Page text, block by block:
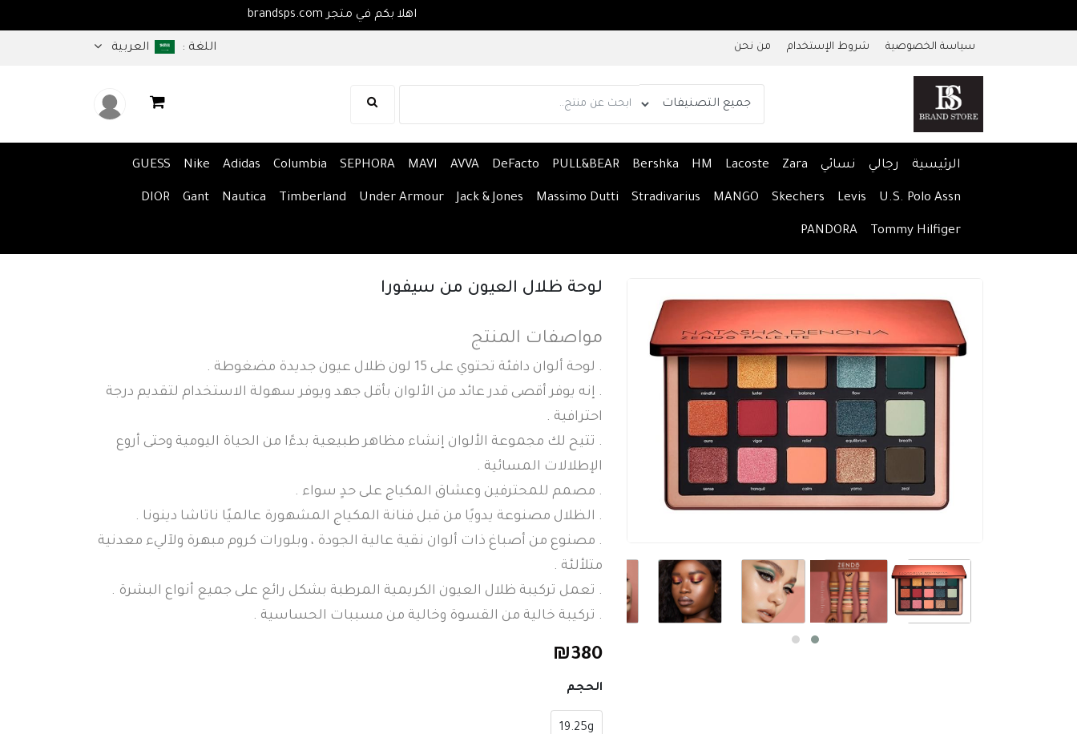
اهلا بكم في متجر brandsps.com
سياسة الخصوصية شروط الإستخدام من نحن اللغة : العربية
الرئيسية رجالي نسائي Zara
Lacoste
HM
Bershka
PULL&BEAR
DeFacto
AVVA
MAVI
SEPHORA
Columbia
Adidas
Nike
GUESS
U.S. Polo Assn
Levis
Skechers
MANGO
Stradivarius
Massimo Dutti
Jack & Jones
Under Armour
Timberland
Nautica
Gant
DIOR
Tommy Hilfiger
PANDORA
لوحة ظلال العيون من سيفورا
مواصفات المنتج
. لوحة ألوان دافئة تحتوي على 15 لون ظلال عيون جديدة مضغوطة .
. إنه يوفر أقصى قدر عائد من الألوان بأقل جهد ويوفر سهولة الاستخدام لتقديم درجة
احترافية .
. تتيح لك مجموعة الألوان إنشاء مظاهر طبيعية بدءًا من الحياة اليومية وحتى أروع
الإطلالات المسائية .
. مصمم للمحترفين وعشاق المكياج على حدٍ سواء .
. الظلال مصنوعة يدويًا من قبل فنانة المكياج المشهورة عالميًا ناتاشا دينونا .
. مصنوع من أصباغ ذات ألوان نقية عالية الجودة ، وبلورات كروم مبهرة ولآليء معدنية
متلألئة .
. تعمل تركيبة ظلال العيون الكريمية المرطبة بشكل رائع على جميع أنواع البشرة .
. تركيبة خالية من القسوة وخالية من مسببات الحساسية .
₪380
الحجم
19.25g